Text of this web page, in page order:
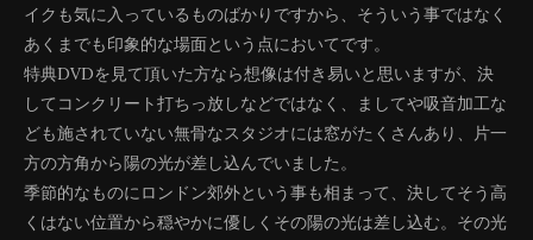
イクも気に入っているものばかりですから、そういう事ではなく
あくまでも印象的な場面という点においてです。
特典DVDを見て頂いた方なら想像は付き易いと思いますが、決
してコンクリート打ちっ放しなどではなく、ましてや吸音加工な
ども施されていない無骨なスタジオには窓がたくさんあり、片一
方の方角から陽の光が差し込んでいました。
季節的なものにロンドン郊外という事も相まって、決してそう高
くはない位置から穏やかに優しくその陽の光は差し込む。その光